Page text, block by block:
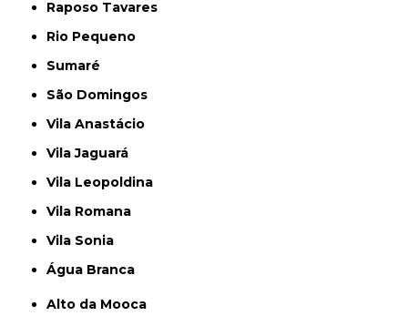
Raposo Tavares
Rio Pequeno
Sumaré
São Domingos
Vila Anastácio
Vila Jaguará
Vila Leopoldina
Vila Romana
Vila Sonia
Água Branca
Alto da Mooca